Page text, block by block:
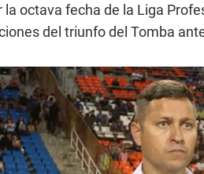
la octava fecha de la Liga
del triunfo del Tomba